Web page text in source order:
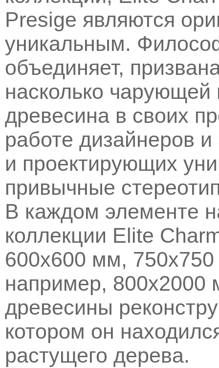
Presige являются
уникальным.
объединяет,
насколько
древесина в своих
работе дизайнеров
и проектирующих
привычные
В каждом элементе
коллекции Elite
600х600 мм,
например, 800х2000
древесины
котором он
растущего дерева.